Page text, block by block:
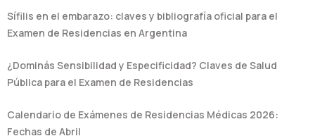
Sífilis en el embarazo: claves y bibliografía oficial para el
Examen de Residencias en Argentina
¿Dominás Sensibilidad y Especificidad? Claves de Salud
Pública para el Examen de Residencias
Calendario de Exámenes de Residencias Médicas 2026:
Fechas de Abril